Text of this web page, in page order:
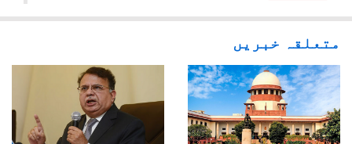
متعلقہ خبریں